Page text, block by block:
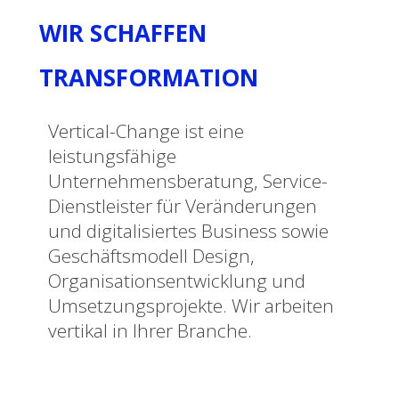
WIR SCHAFFEN
TRANSFORMATION
Vertical-Change ist eine
leistungsfähige
Unternehmensberatung, Service-
Dienstleister für Veränderungen
und digitalisiertes Business sowie
Geschäftsmodell Design,
Organisationsentwicklung und
Umsetzungsprojekte. Wir arbeiten
vertikal in Ihrer Branche.